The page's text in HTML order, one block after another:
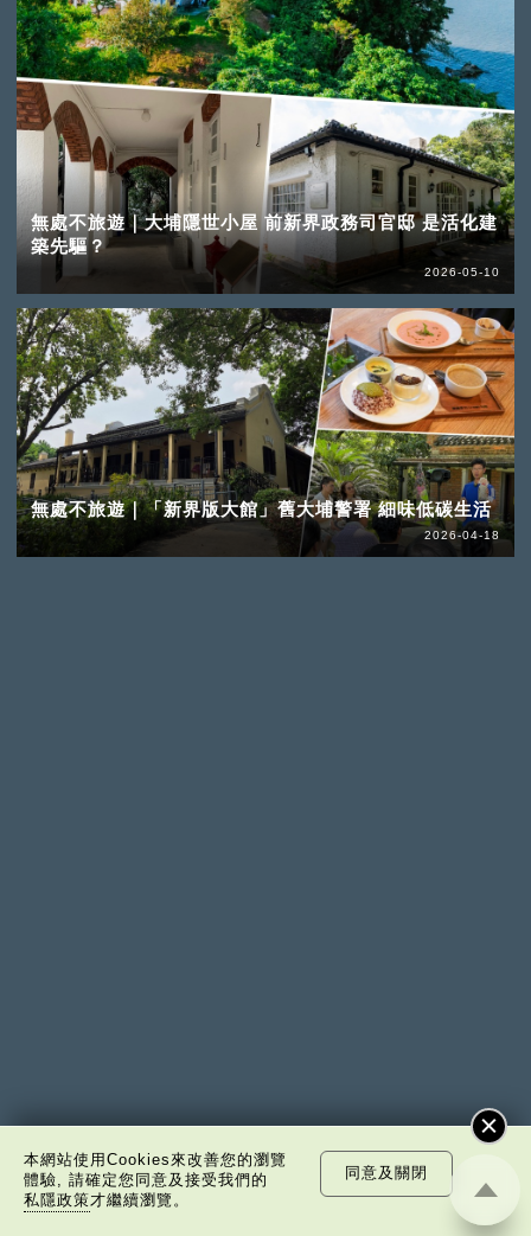
無處不旅遊｜大埔隱世小屋 前新界政務司官邸 是活化建
築先驅？
2026-05-10
無處不旅遊｜「新界版大館」舊大埔警署 細味低碳生活
2026-04-18
本網站使用Cookies來改善您的瀏覽
體驗, 請確定您同意及接受我們的
私隱政策才繼續瀏覽。
同意及關閉